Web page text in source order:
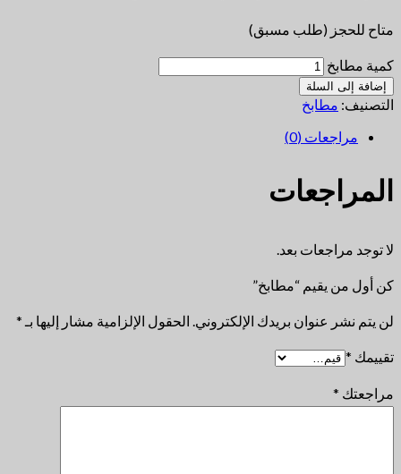
متاح للحجز (طلب مسبق)
كمية مطابخ
إضافة إلى السلة
التصنيف: مطابخ
مراجعات (0)
المراجعات
لا توجد مراجعات بعد.
كن أول من يقيم “مطابخ”
لن يتم نشر عنوان بريدك الإلكتروني. الحقول الإلزامية مشار إليها بـ *
تقييمك *
مراجعتك *